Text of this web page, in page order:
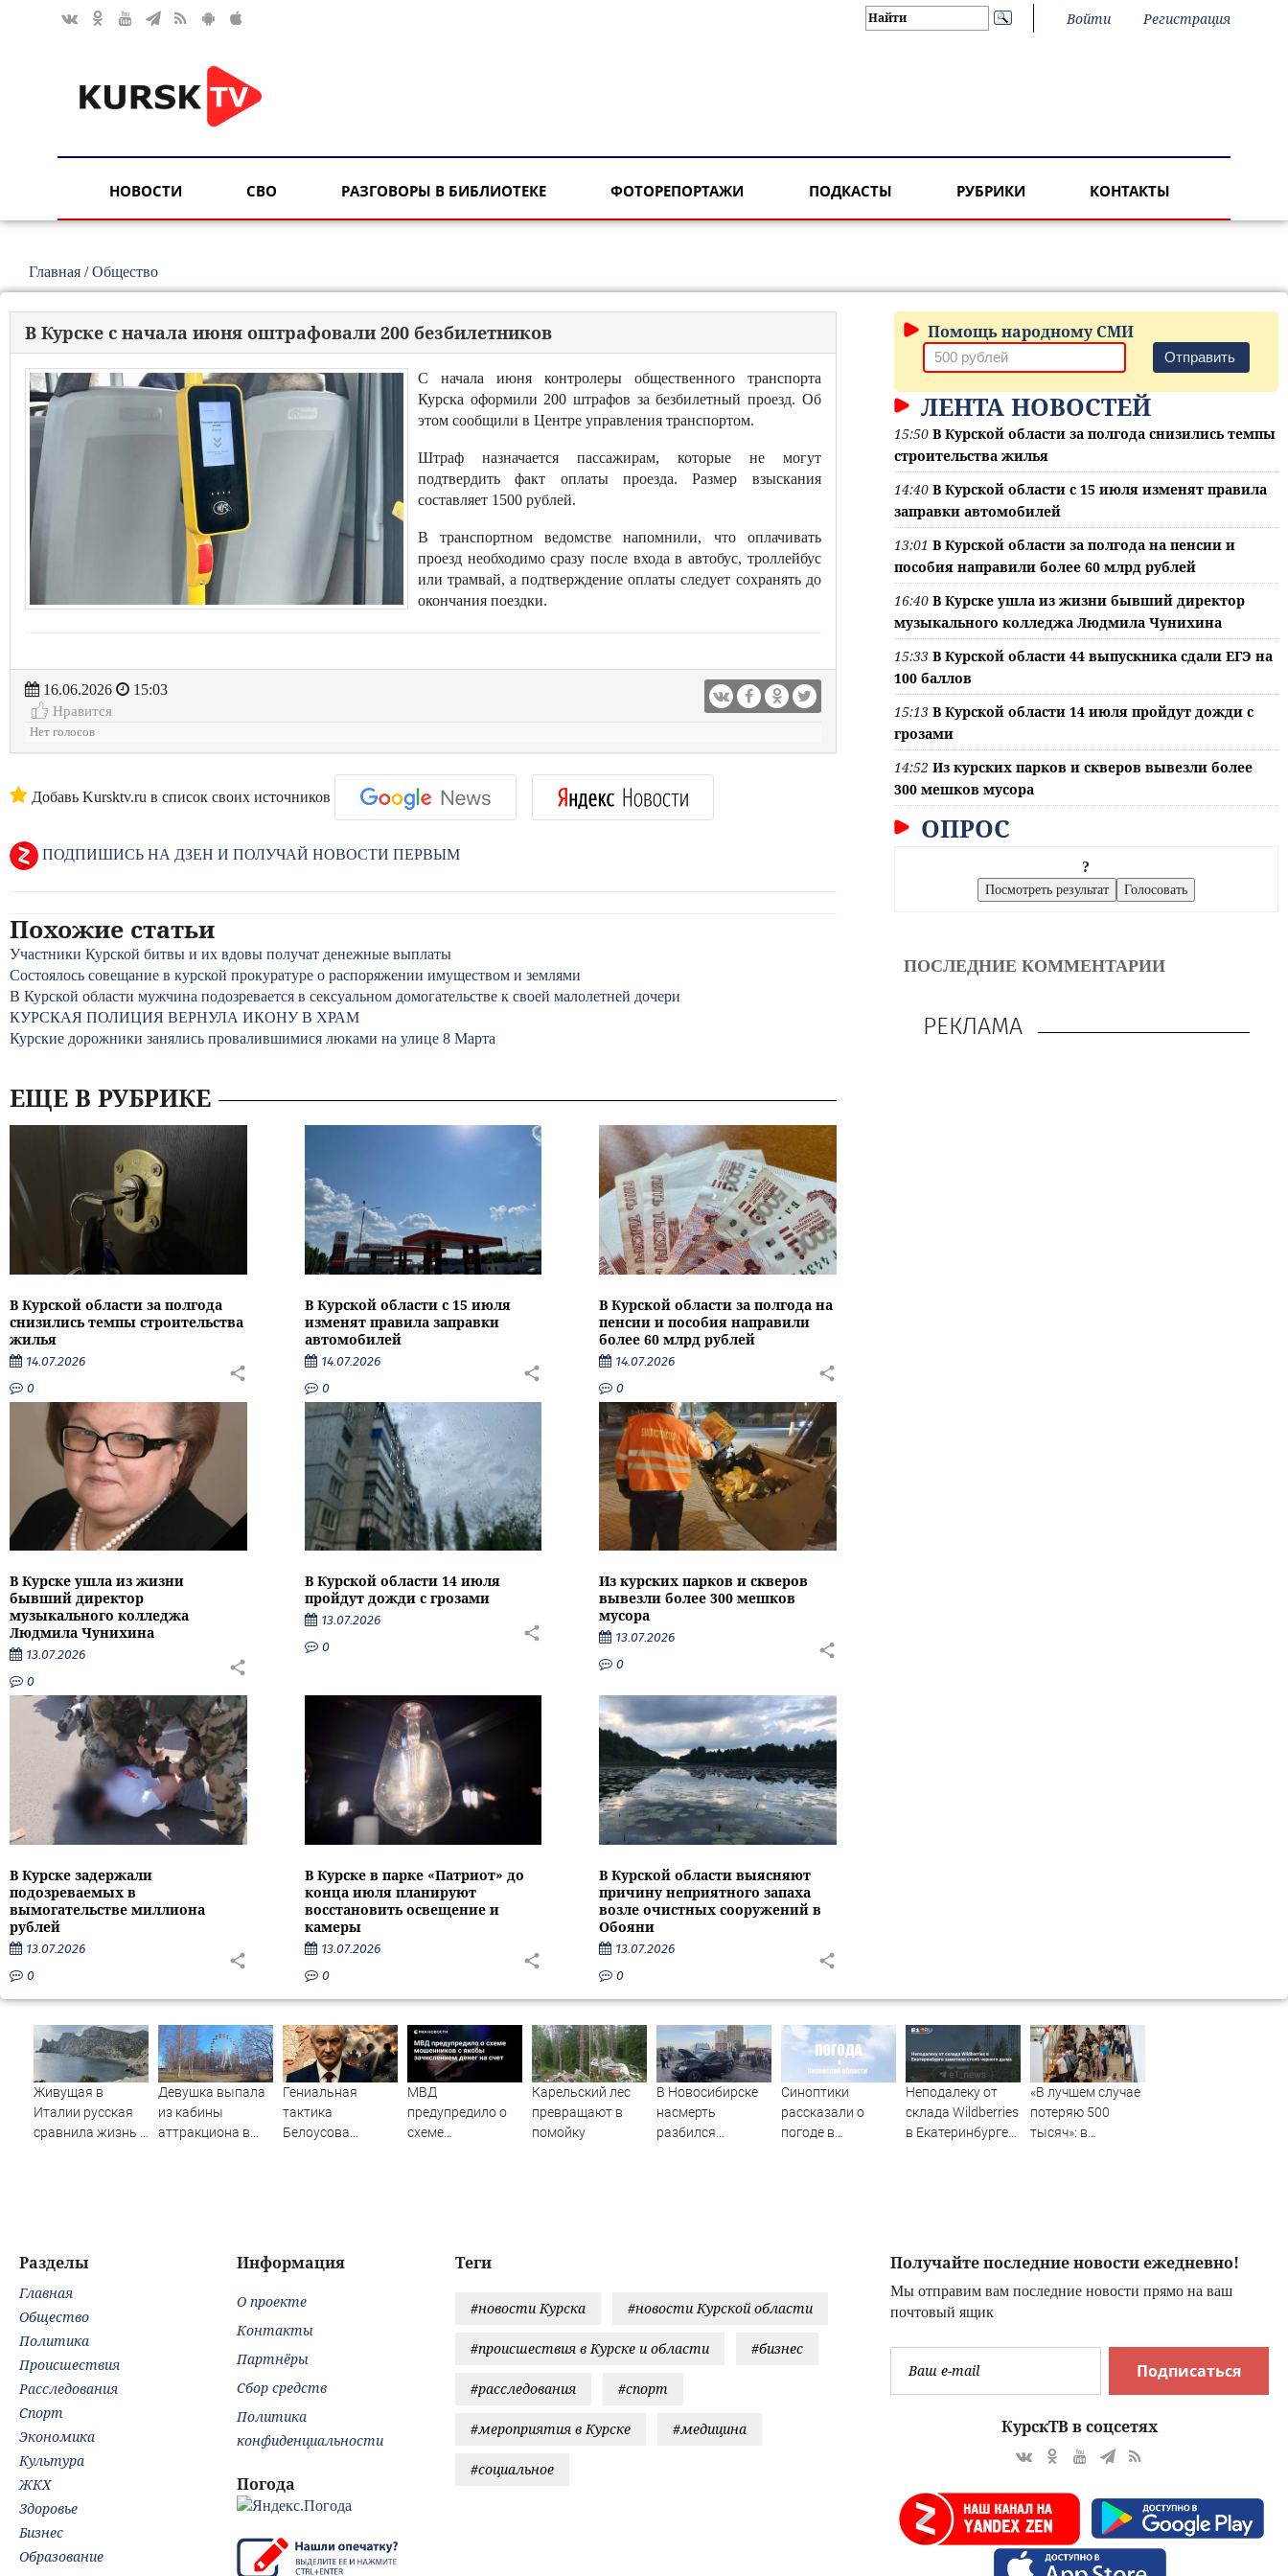
Войти Регистрация
НОВОСТИ СВО РАЗГОВОРЫ В БИБЛИОТЕКЕ ФОТОРЕПОРТАЖИ ПОДКАСТЫ РУБРИКИ КОНТАКТЫ
Главная /Общество
В Курске с начала июня оштрафовали 200 безбилетников
С начала июня контролеры общественного транспорта
Курска оформили 200 штрафов за безбилетный проезд. Об
этом сообщили в Центре управления транспортом.
Штраф назначается пассажирам, которые не могут
подтвердить факт оплаты проезда. Размер взыскания
составляет 1500 рублей.
В транспортном ведомстве напомнили, что оплачивать
проезд необходимо сразу после входа в автобус, троллейбус
или трамвай, а подтверждение оплаты следует сохранять до
окончания поездки.
16.06.2026
15:03
Нравится
Нет голосов
Добавь Kursktv.ru в список своих источников
ПОДПИШИСЬ НА ДЗЕН И ПОЛУЧАЙ НОВОСТИ ПЕРВЫМ
Похожие статьи
Участники Курской битвы и их вдовы получат денежные выплаты
Состоялось совещание в курской прокуратуре о распоряжении имуществом и землями
В Курской области мужчина подозревается в сексуальном домогательстве к своей малолетней дочери
КУРСКАЯ ПОЛИЦИЯ ВЕРНУЛА ИКОНУ В ХРАМ
Курские дорожники занялись провалившимися люками на улице 8 Марта
ЕЩЕ В РУБРИКЕ
В Курской области за полгода
снизились темпы строительства
жилья
14.07.2026
0
В Курской области с 15 июля
изменят правила заправки
автомобилей
14.07.2026
0
В Курской области за полгода на
пенсии и пособия направили
более 60 млрд рублей
14.07.2026
0
В Курске ушла из жизни
бывший директор
музыкального колледжа
Людмила Чунихина
13.07.2026
0
В Курской области 14 июля
пройдут дожди с грозами
13.07.2026
0
Из курских парков и скверов
вывезли более 300 мешков
мусора
13.07.2026
0
В Курске задержали
подозреваемых в
вымогательстве миллиона
рублей
13.07.2026
0
В Курске в парке «Патриот» до
конца июля планируют
восстановить освещение и
камеры
13.07.2026
0
В Курской области выясняют
причину неприятного запаха
возле очистных сооружений в
Обояни
13.07.2026
0
Помощь народному СМИ
Отправить
ЛЕНТА НОВОСТЕЙ
15:50 В Курской области за полгода снизились темпы
строительства жилья
14:40 В Курской области с 15 июля изменят правила
заправки автомобилей
13:01 В Курской области за полгода на пенсии и
пособия направили более 60 млрд рублей
16:40 В Курске ушла из жизни бывший директор
музыкального колледжа Людмила Чунихина
15:33 В Курской области 44 выпускника сдали ЕГЭ на
100 баллов
15:13 В Курской области 14 июля пройдут дожди с
грозами
14:52 Из курских парков и скверов вывезли более
300 мешков мусора
ОПРОС
?
ПОСЛЕДНИЕ КОММЕНТАРИИ
РЕКЛАМА
Живущая в
Италии русская
сравнила жизнь в
Девушка выпала
из кабины
аттракциона в
Гениальная
тактика
Белоусова
форсировала
МВД
предупредило о
схеме
Карельский лес
превращают в
помойку
В Новосибирске
насмерть
разбился
Синоптики
рассказали о
погоде в
Неподалеку от
склада Wildberries
в Екатеринбурге
«В лучшем случае
потеряю 500
тысяч»: в
Получайте последние новости ежедневно!
Мы отправим вам последние новости прямо на ваш
почтовый ящик
Подписаться
КурскТВ в соцсетях
Теги
#новости Курска #новости Курской области
#происшествия в Курске и области #бизнес
#расследования #спорт
#мероприятия в Курске #медицина
#социальное
Разделы
Главная
Общество
Политика
Происшествия
Расследования
Спорт
Экономика
Культура
ЖКХ
Здоровье
Бизнес
Образование
Информация
О проекте
Контакты
Партнёры
Сбор средств
Политика
конфиденциальности
Погода